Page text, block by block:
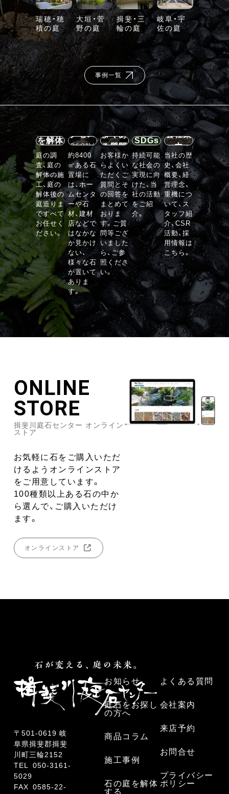
瑞穂・穂
積の庭
大垣・菅
野の庭
揖斐・三
輪の庭
岐阜・宇
佐の庭
事例一覧
石の庭
を解体
する
庭の調
査、庭の
解体の施
工、庭の
解体後の
庭造りま
ですべて
お任せく
ださい。
内・ア
クセス
360°V
R
VIEW
約8400
㎡ある石
置場に
は、ホー
ムセンタ
ーや石
材、建材
店などで
はなかな
か見かけ
ない、
様々な石
が置いて
ありま
す。
よくあ
る質問
お客様か
らよくい
ただくご
質問とそ
の回答を
まとめて
おりま
す。ご質
問等ござ
いました
ら、ご参
照くださ
い。
SDGs
持続可能
な社会の
実現に向
けた、当
社の活動
をご紹
介。
会社案
内
当社の歴
史、会社
概要、経
営理念、
重機につ
いて、ス
タッフ紹
介、CSR
活動、採
用情報は
こちら。
ONLINE
STORE
揖斐川庭石センター オンライン
ストア
お気軽に石をご購入いただ
けるようオンラインストア
をご用意しています。
100種類以上ある石の中か
ら選んで、ご購入いただけ
ます。
オンラインストア
お知らせ
庭石をお探し
の方へ
商品コラム
施工事例
石の庭を解体
する
よくある質問
会社案内
来店予約
お問合せ
プライバシー
ポリシー
〒501-0619 岐
阜県揖斐郡揖斐
川町三輪2152
TEL 050-3161-
5029
FAX 0585-22-